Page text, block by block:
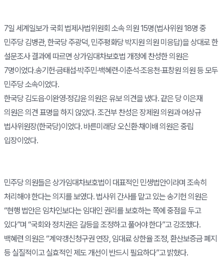
7일 세계일보가 국회 법제사법위원회 소속 의원 15명(법사위원 18명 중
민주당 김병관, 한국당 주광덕, 민주평화당 박지원 의원 미응답)을 상대로 한
설문조사 결과에 따르면 상가임대차보호법 개정에 찬성한 의원은
7명이었다.송기헌·금태섭·박주민·백혜련·이춘석·조응천·표창원 의원 등 모두
민주당 소속이었다.
한국당 김도읍·이완영·정갑윤 의원은 유보 의견을 냈다. 같은 당 이은재
의원은 의견 표명을 하지 않았다. 조건부 찬성은 장제원 의원과 여상규
법사위원장(한국당)이었다. 바른미래당 오신환·채이배 의원은 중립
입장이었다.
민주당 의원들은 상가임대차보호법이 대표적인 민생법안이라며 조속히
처리해야 한다는 의지를 보였다. 법사위 간사를 맡고 있는 송기헌 의원은
“현행 법안은 임차인보다는 임대인 권리를 보호하는 쪽에 중점을 두고
있다”며 “국회와 정치권은 갈등을 조정하고 풀어야 한다”고 강조했다.
백혜련 의원은 “계약갱신청구권 연장, 임대료 상한율 조정, 환산보증금 폐지
등 실질적이고 실효적인 제도 개선이 반드시 필요하다”고 밝혔다.